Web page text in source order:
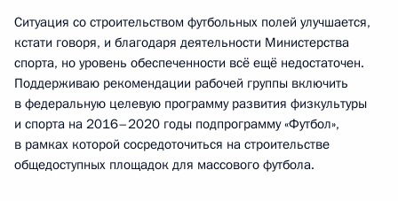
Ситуация со строительством футбольных полей улучшается,
кстати говоря, и благодаря деятельности Министерства
спорта, но уровень обеспеченности всё ещё недостаточен.
Поддерживаю рекомендации рабочей группы включить
в федеральную целевую программу развития физкультуры
и спорта на 2016–2020 годы подпрограмму «Футбол»,
в рамках которой сосредоточиться на строительстве
общедоступных площадок для массового футбола.